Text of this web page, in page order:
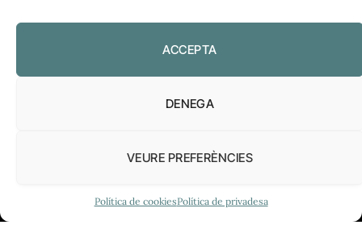
ACCEPTA
DENEGA
VEURE PREFERÈNCIES
Política de cookiesPolítica de privadesa
AMB EL SUPORT DE